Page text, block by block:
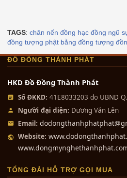
TAGS: chân nến đồng hạc đồng ngũ
đồng tượng phật bằng đồng tượng
ĐỒ ĐỒNG THÀNH PHÁT
HKD Đồ Đồng Thành Phát
Số ĐKKD: 41E8033203 do UBND
Người đại diện: Dương Văn Lên
Email:
Website:
TỔNG ĐÀI HỖ TRỢ GỌI MUA